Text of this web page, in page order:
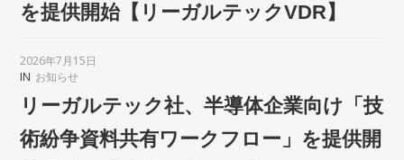
を提供開始【リーガルテックVDR】
2026年7月15日
IN お知らせ
リーガルテック社、半導体企業向け「技
術紛争資料共有ワークフロー」を提供開